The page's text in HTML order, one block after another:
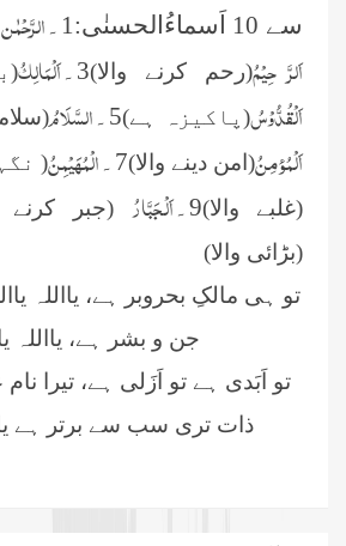
سے 10 اَسماءُالحسنٰی:1۔
الرَّحْمٰن
اَلرَّ حِیْمُ(رحم کرنے والا)3۔ اَلْمَالِکُ
اَلْقُدُّوْسُ(پاکیزہ ہے)5۔ السَّلَامُ
اَلْمُؤمِنُ(امن دینے والا)7۔ الْمُھَیْمِنُ(
(غلبے والا)9۔ اَلْجَبَّارُ (جبر کرنے
(بڑائی والا)
تو ہی مالکِ بحروبر ہے، یااللہ
جن و بشر ہے، یااللہ
تو اَبَدی ہے تو اَزَلی ہے، تیرا
ذات تری سب سے برتر ہے